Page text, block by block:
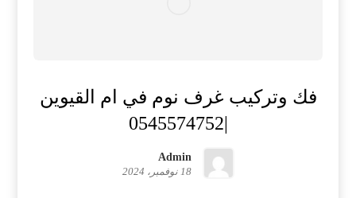
فك وتركيب غرف نوم في ام القيوين
|0545574752
Admin
18 نوفمبر، 2024